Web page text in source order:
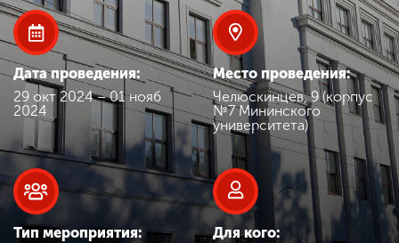
Наука
Международная
деятельность
Другие виды
деятельности
Дата проведения:
29 окт 2024 – 01 нояб
2024
Место проведения:
Челюскинцев, 9 (корпус
№7 Мининского
университета)
Тип мероприятия:
Для кого: